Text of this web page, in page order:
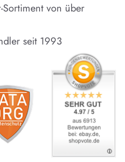
Sortiment von über
seit 1993